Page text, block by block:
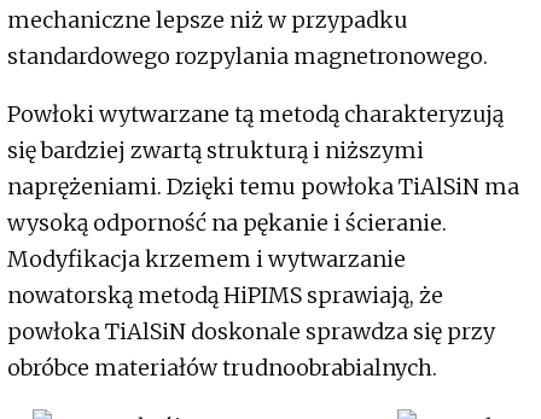
mechaniczne lepsze niż w przypadku
standardowego rozpylania magnetronowego.
Powłoki wytwarzane tą metodą charakteryzują
się bardziej zwartą strukturą i niższymi
naprężeniami. Dzięki temu powłoka TiAlSiN ma
wysoką odporność na pękanie i ścieranie.
Modyfikacja krzemem i wytwarzanie
nowatorską metodą HiPIMS sprawiają, że
powłoka TiAlSiN doskonale sprawdza się przy
obróbce materiałów trudnoobrabialnych.